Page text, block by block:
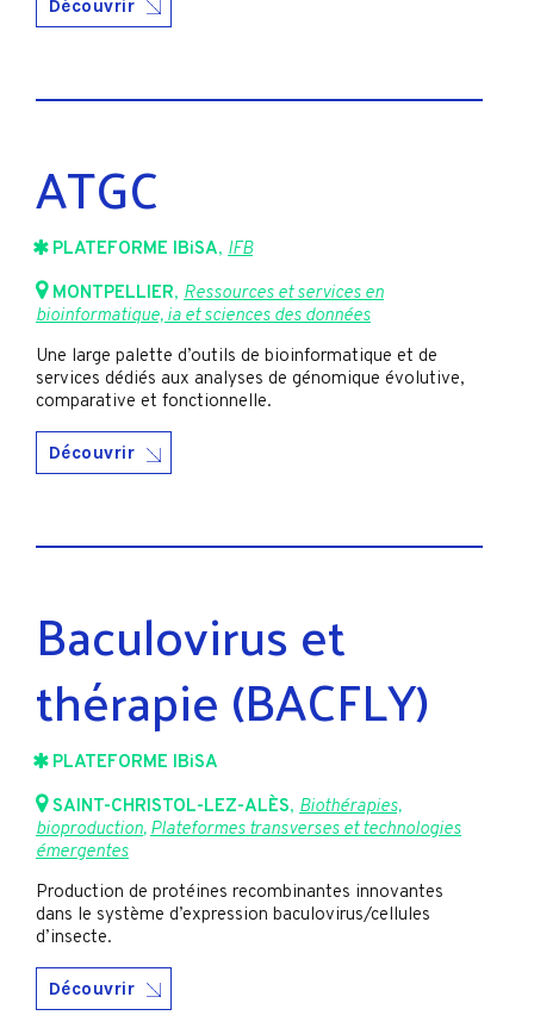
Découvrir
ATGC
PLATEFORME IBiSA, IFB
MONTPELLIER, Ressources et services en
bioinformatique, ia et sciences des données
Une large palette d’outils de bioinformatique et de
services dédiés aux analyses de génomique évolutive,
comparative et fonctionnelle.
Découvrir
Baculovirus et
thérapie (BACFLY)
PLATEFORME IBiSA
SAINT-CHRISTOL-LEZ-ALÈS, Biothérapies,
bioproduction, Plateformes transverses et technologies
émergentes
Production de protéines recombinantes innovantes
dans le système d’expression baculovirus/cellules
d’insecte.
Découvrir